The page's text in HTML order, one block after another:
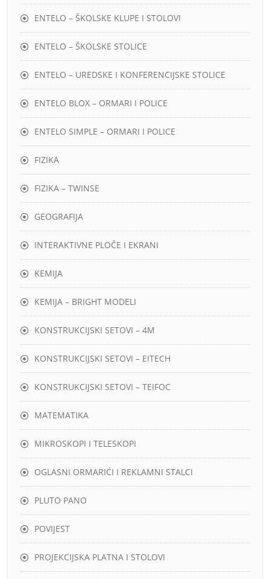
ENTELO – ŠKOLSKE KLUPE I STOLOVI
ENTELO – ŠKOLSKE STOLICE
ENTELO – UREDSKE I KONFERENCIJSKE STOLICE
ENTELO BLOX – ORMARI I POLICE
ENTELO SIMPLE – ORMARI I POLICE
FIZIKA
FIZIKA – TWINSE
GEOGRAFIJA
INTERAKTIVNE PLOČE I EKRANI
KEMIJA
KEMIJA – BRIGHT MODELI
KONSTRUKCIJSKI SETOVI – 4M
KONSTRUKCIJSKI SETOVI – EITECH
KONSTRUKCIJSKI SETOVI – TEIFOC
MATEMATIKA
MIKROSKOPI I TELESKOPI
OGLASNI ORMARIĆI I REKLAMNI STALCI
PLUTO PANO
POVIJEST
PROJEKCIJSKA PLATNA I STOLOVI